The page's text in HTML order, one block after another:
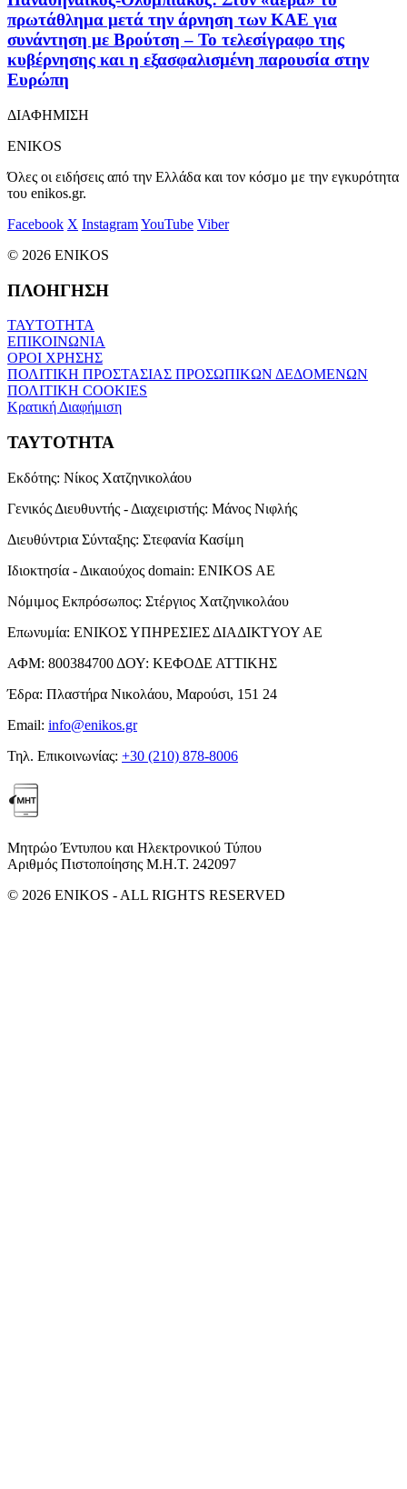
πρωτάθλημα μετά την άρνηση των ΚΑΕ για
συνάντηση με Βρούτση – Το τελεσίγραφο της
κυβέρνησης και η εξασφαλισμένη παρουσία στην
Ευρώπη
ΔΙΑΦΗΜΙΣΗ
ENIKOS
Όλες οι ειδήσεις από την Ελλάδα και τον κόσμο με την εγκυρότητα
του enikos.gr.
Facebook X InstagramYouTube Viber
© 2026 ENIKOS
ΠΛΟΗΓΗΣΗ
ΤΑΥΤΟΤΗΤΑ
ΕΠΙΚΟΙΝΩΝΙΑ
ΟΡΟΙ ΧΡΗΣΗΣ
ΠΟΛΙΤΙΚΗ ΠΡΟΣΤΑΣΙΑΣ ΠΡΟΣΩΠΙΚΩΝ ΔΕΔΟΜΕΝΩΝ
ΠΟΛΙΤΙΚΗ COOKIES
Κρατική Διαφήμιση
ΤΑΥΤΟΤΗΤΑ
Εκδότης: Νίκος Χατζηνικολάου
Γενικός Διευθυντής - Διαχειριστής: Μάνος Νιφλής
Διευθύντρια Σύνταξης: Στεφανία Κασίμη
Ιδιοκτησία - Δικαιούχος domain: ENIKOS AE
Νόμιμος Εκπρόσωπος: Στέργιος Χατζηνικολάου
Επωνυμία: ΕΝΙΚΟΣ ΥΠΗΡΕΣΙΕΣ ΔΙΑΔΙΚΤΥΟΥ ΑΕ
ΑΦΜ: 800384700 ΔΟΥ: ΚΕΦΟΔΕ ΑΤΤΙΚΗΣ
Έδρα: Πλαστήρα Νικολάου, Μαρούσι, 151 24
Email: info@enikos.gr
Τηλ. Επικοινωνίας: +30 (210) 878-8006
Μητρώο Έντυπου και Ηλεκτρονικού Τύπου
Αριθμός Πιστοποίησης Μ.Η.Τ. 242097
© 2026 ENIKOS - ALL RIGHTS RESERVED